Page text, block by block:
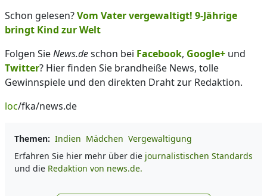
Schon gelesen?Vom Vater vergewaltigt! 9-Jährige
bringt Kind zur Welt
Folgen SieNews.deschon bei Facebook, Google+ und
Twitter? Hier finden Sie brandheiße News, tolle
Gewinnspiele und den direkten Draht zur Redaktion.
loc/fka/news.de
Themen: Indien Mädchen Vergewaltigung
Erfahren Sie hier mehr über die journalistischen Standards
und die Redaktion von news.de.